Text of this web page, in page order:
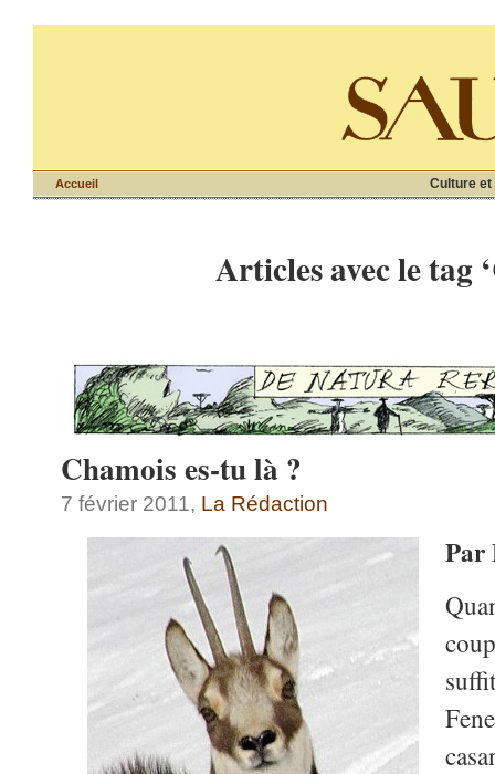
Culture et
Accueil
Articles avec le tag
Chamois es-tu là ?
7 février 2011, La Rédaction
Par